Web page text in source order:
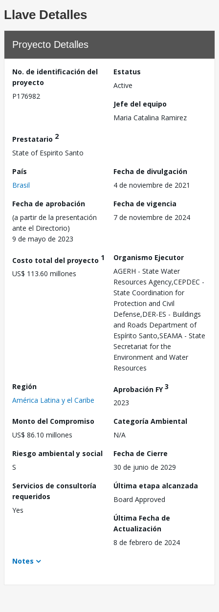
Llave Detalles
Proyecto Detalles
No. de identificación del
proyecto
P176982
Estatus
Active
Jefe del equipo
Maria Catalina Ramirez
Prestatario 2
State of Espirito Santo
País
Brasil
Fecha de divulgación
4 de noviembre de 2021
Fecha de aprobación
(a partir de la presentación
ante el Directorio)
9 de mayo de 2023
Fecha de vigencia
7 de noviembre de 2024
Costo total del proyecto 1
US$ 113.60 millones
Organismo Ejecutor
AGERH - State Water
Resources Agency,CEPDEC -
State Coordination for
Protection and Civil
Defense,DER-ES - Buildings
and Roads Department of
Espírito Santo,SEAMA - State
Secretariat for the
Environment and Water
Resources
Región
América Latina y el Caribe
Aprobación FY3
2023
Monto del Compromiso
US$ 86.10 millones
Categoría Ambiental
N/A
Riesgo ambiental y social
S
Fecha de Cierre
30 de junio de 2029
Servicios de consultoría
requeridos
Yes
Última etapa alcanzada
Board Approved
Última Fecha de
Actualización
8 de febrero de 2024
Notes